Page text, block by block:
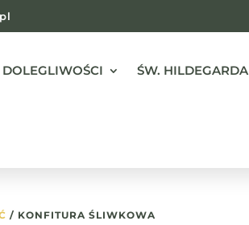
DOLEGLIWOŚCI ŚW. HILDEGARDA
/ KONFITURA ŚLIWKOWA